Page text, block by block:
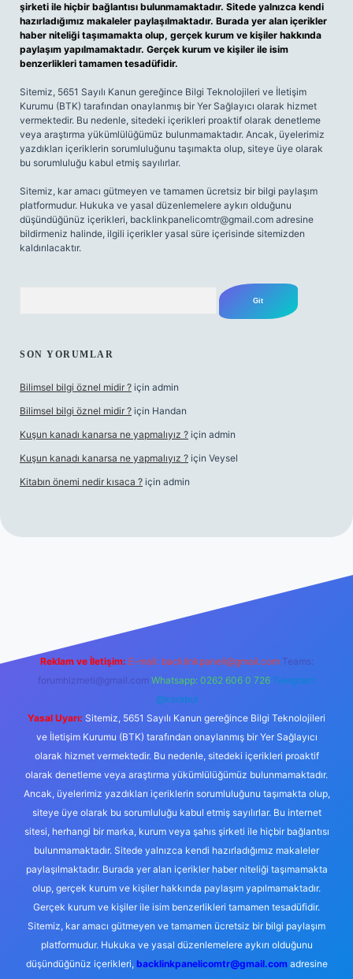
şirketi ile hiçbir bağlantısı bulunmamaktadır. Sitede yalnızca kendi
hazırladığımız makaleler paylaşılmaktadır. Burada yer alan içerikler
haber niteliği taşımamakta olup, gerçek kurum ve kişiler hakkında
paylaşım yapılmamaktadır. Gerçek kurum ve kişiler ile isim
benzerlikleri tamamen tesadüfidir.
Sitemiz, 5651 Sayılı Kanun gereğince Bilgi Teknolojileri ve İletişim
Kurumu (BTK) tarafından onaylanmış bir Yer Sağlayıcı olarak hizmet
vermektedir. Bu nedenle, sitedeki içerikleri proaktif olarak denetleme
veya araştırma yükümlülüğümüz bulunmamaktadır. Ancak, üyelerimiz
yazdıkları içeriklerin sorumluluğunu taşımakta olup, siteye üye olarak
bu sorumluluğu kabul etmiş sayılırlar.
Sitemiz, kar amacı gütmeyen ve tamamen ücretsiz bir bilgi paylaşım
platformudur. Hukuka ve yasal düzenlemelere aykırı olduğunu
düşündüğünüz içerikleri, backlinkpanelicomtr@gmail.com adresine
bildirmeniz halinde, ilgili içerikler yasal süre içerisinde sitemizden
kaldırılacaktır.
SON YORUMLAR
Bilimsel bilgi öznel midir ? için admin
Bilimsel bilgi öznel midir ? için Handan
Kuşun kanadı kanarsa ne yapmalıyız ? için admin
Kuşun kanadı kanarsa ne yapmalıyız ? için Veysel
Kitabın önemi nedir kısaca ? için admin
Reklam ve İletişim: E-mail: backlinkpaneli@gmail.com Teams:
forumhizmeti@gmail.com Whatsapp: 0262 606 0 726 Telegram:
@karabul
Yasal Uyarı: Sitemiz, 5651 Sayılı Kanun gereğince Bilgi Teknolojileri
ve İletişim Kurumu (BTK) tarafından onaylanmış bir Yer Sağlayıcı
olarak hizmet vermektedir. Bu nedenle, sitedeki içerikleri proaktif
olarak denetleme veya araştırma yükümlülüğümüz bulunmamaktadır.
Ancak, üyelerimiz yazdıkları içeriklerin sorumluluğunu taşımakta olup,
siteye üye olarak bu sorumluluğu kabul etmiş sayılırlar. Bu internet
sitesi, herhangi bir marka, kurum veya şahıs şirketi ile hiçbir bağlantısı
bulunmamaktadır. Sitede yalnızca kendi hazırladığımız makaleler
paylaşılmaktadır. Burada yer alan içerikler haber niteliği taşımamakta
olup, gerçek kurum ve kişiler hakkında paylaşım yapılmamaktadır.
Gerçek kurum ve kişiler ile isim benzerlikleri tamamen tesadüfidir.
Sitemiz, kar amacı gütmeyen ve tamamen ücretsiz bir bilgi paylaşım
platformudur. Hukuka ve yasal düzenlemelere aykırı olduğunu
düşündüğünüz içerikleri, backlinkpanelicomtr@gmail.comadresine